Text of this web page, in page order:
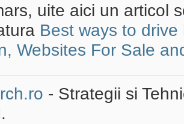
uite aici un articol
Best ways to
Websites For Sale
- Strategii si